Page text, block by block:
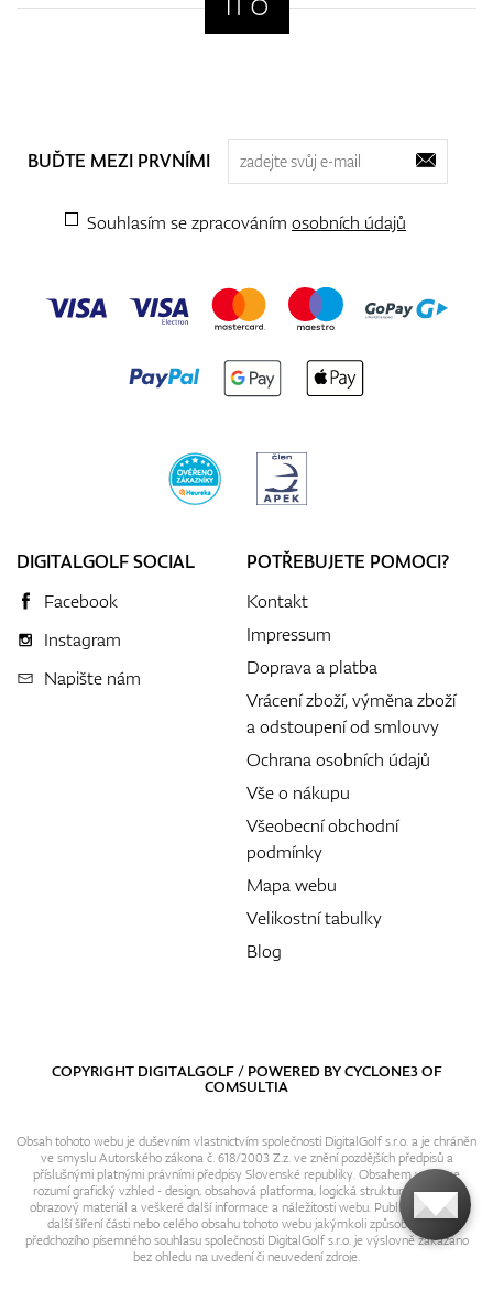
BUĎTE MEZI PRVNÍMI
Souhlasím se zpracováním osobních údajů
DIGITALGOLF SOCIAL
Facebook
Instagram
Napište nám
POTŘEBUJETE POMOCI?
Kontakt
Impressum
Doprava a platba
Vrácení zboží, výměna zboží
a odstoupení od smlouvy
Ochrana osobních údajů
Vše o nákupu
Všeobecní obchodní
podmínky
Mapa webu
Velikostní tabulky
Blog
COPYRIGHT DIGITALGOLF / POWERED BYCYCLONE3OF
COMSULTIA
Obsah tohoto webu je duševním vlastnictvím společnosti DigitalGolf s.r.o. a je chráněn
ve smyslu Autorského zákona č. 618/2003 Z.z. ve znění pozdějších předpisů a
příslušnými platnými právními předpisy Slovenské republiky. Obsahem webu se
rozumí grafický vzhled - design, obsahová platforma, logická struktura, textový i
obrazový materiál a veškeré další informace a náležitosti webu. Publikování resp.
další šíření části nebo celého obsahu tohoto webu jakýmkoli způsobem bez
předchozího písemného souhlasu společnosti DigitalGolf s.r.o. je výslovně zakázáno
bez ohledu na uvedení či neuvedení zdroje.